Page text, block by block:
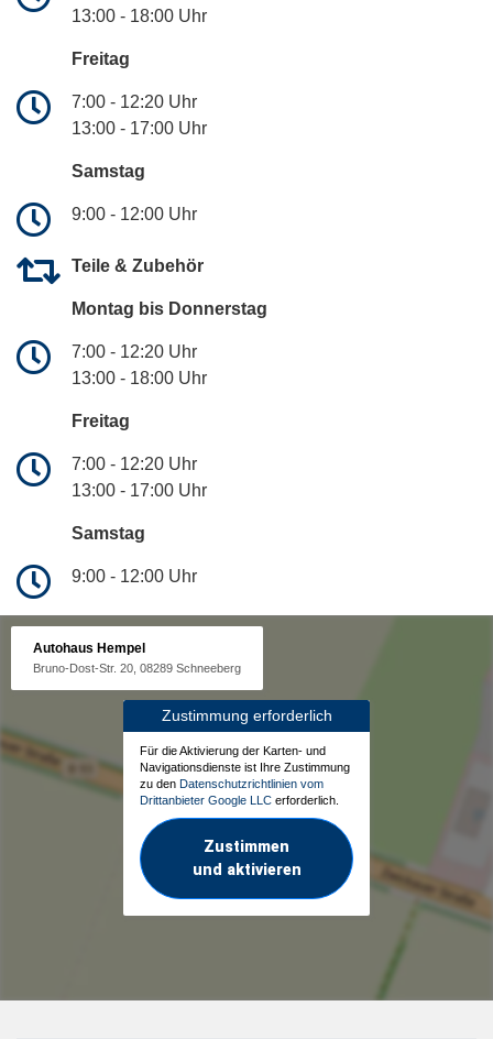
13:00 - 18:00 Uhr
Freitag
7:00 - 12:20 Uhr
13:00 - 17:00 Uhr
Samstag
9:00 - 12:00 Uhr
Teile & Zubehör
Montag bis Donnerstag
7:00 - 12:20 Uhr
13:00 - 18:00 Uhr
Freitag
7:00 - 12:20 Uhr
13:00 - 17:00 Uhr
Samstag
9:00 - 12:00 Uhr
Autohaus Hempel
Bruno-Dost-Str. 20, 08289 Schneeberg
Zustimmung erforderlich
Für die Aktivierung der Karten- und
Navigationsdienste ist Ihre Zustimmung
zu den Datenschutzrichtlinien vom
Drittanbieter Google LLC erforderlich.
Zustimmen
und aktivieren